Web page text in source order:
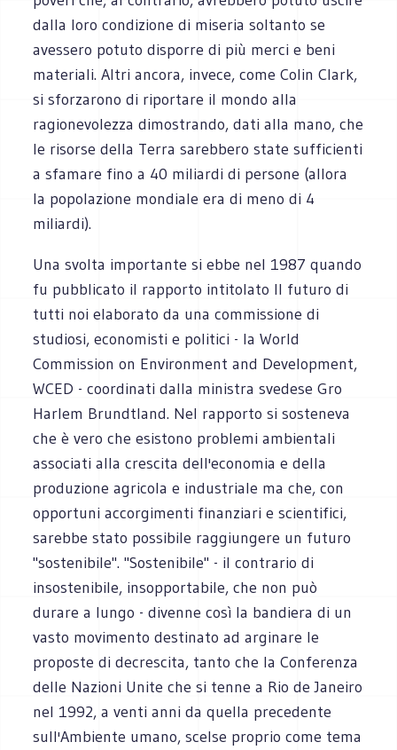
dalla loro condizione di miseria soltanto se
avessero potuto disporre di più merci e beni
materiali. Altri ancora, invece, come Colin Clark,
si sforzarono di riportare il mondo alla
ragionevolezza dimostrando, dati alla mano, che
le risorse della Terra sarebbero state sufficienti
a sfamare fino a 40 miliardi di persone (allora
la popolazione mondiale era di meno di 4
miliardi).
Una svolta importante si ebbe nel 1987 quando
fu pubblicato il rapporto intitolato Il futuro di
tutti noi elaborato da una commissione di
studiosi, economisti e politici - la World
Commission on Environment and Development,
WCED - coordinati dalla ministra svedese Gro
Harlem Brundtland. Nel rapporto si sosteneva
che è vero che esistono problemi ambientali
associati alla crescita dell'economia e della
produzione agricola e industriale ma che, con
opportuni accorgimenti finanziari e scientifici,
sarebbe stato possibile raggiungere un futuro
"sostenibile". "Sostenibile" - il contrario di
insostenibile, insopportabile, che non può
durare a lungo - divenne così la bandiera di un
vasto movimento destinato ad arginare le
proposte di decrescita, tanto che la Conferenza
delle Nazioni Unite che si tenne a Rio de Janeiro
nel 1992, a venti anni da quella precedente
sull'Ambiente umano, scelse proprio come tema